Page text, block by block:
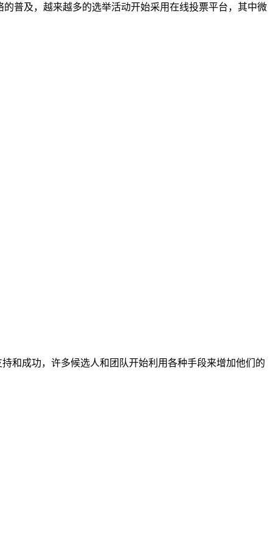
普及，越来越多的选举活动开始采用在线投票平台，其中微
和成功，许多候选人和团队开始利用各种手段来增加他们的